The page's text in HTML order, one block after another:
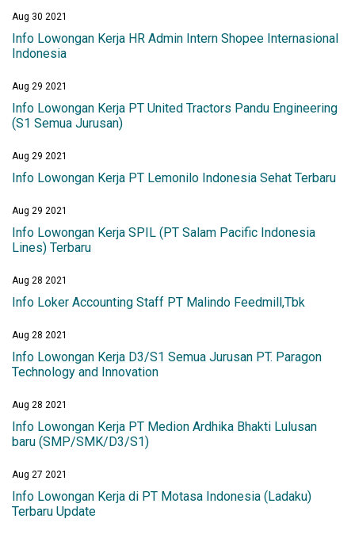
Aug 30 2021
Info Lowongan Kerja HR Admin Intern Shopee Internasional
Indonesia
Aug 29 2021
Info Lowongan Kerja PT United Tractors Pandu Engineering
(S1 Semua Jurusan)
Aug 29 2021
Info Lowongan Kerja PT Lemonilo Indonesia Sehat Terbaru
Aug 29 2021
Info Lowongan Kerja SPIL (PT Salam Pacific Indonesia
Lines) Terbaru
Aug 28 2021
Info Loker Accounting Staff PT Malindo Feedmill,Tbk
Aug 28 2021
Info Lowongan Kerja D3/S1 Semua Jurusan PT. Paragon
Technology and Innovation
Aug 28 2021
Info Lowongan Kerja PT Medion Ardhika Bhakti Lulusan
baru (SMP/SMK/D3/S1)
Aug 27 2021
Info Lowongan Kerja di PT Motasa Indonesia (Ladaku)
Terbaru Update